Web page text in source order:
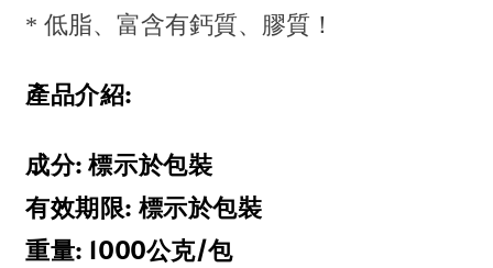
* 低脂、富含有鈣質、膠質！
產品介紹:
成分: 標示於包裝
有效期限: 標示於包裝
重量: 1000公克/包